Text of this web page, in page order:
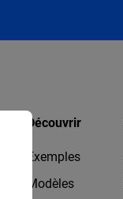
Découvrir
Exemples
Modèles